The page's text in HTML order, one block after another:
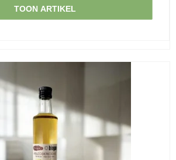
TOON ARTIKEL